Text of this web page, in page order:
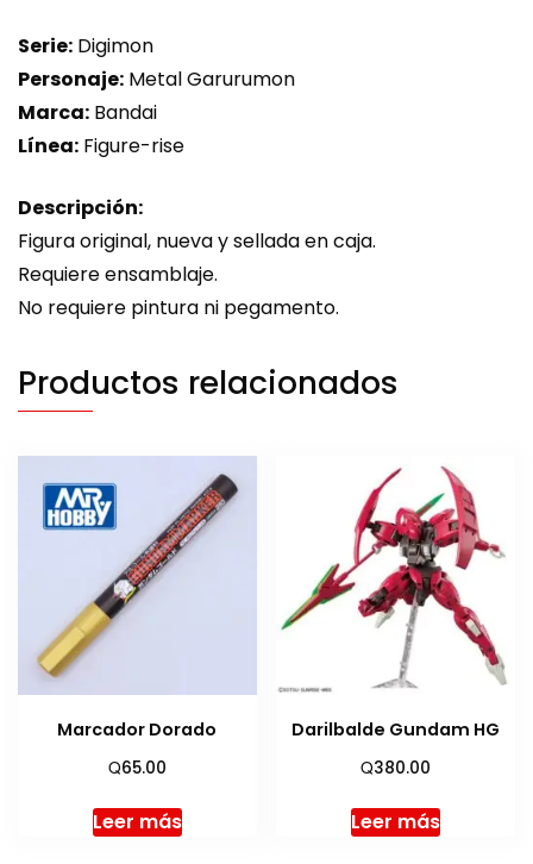
Serie: Digimon
Personaje: Metal Garurumon
Marca: Bandai
Línea: Figure-rise
Descripción:
Figura original, nueva y sellada en caja.
Requiere ensamblaje.
No requiere pintura ni pegamento.
Productos relacionados
Marcador Dorado
Q65.00
Leer más
Darilbalde Gundam HG
Q380.00
Leer más